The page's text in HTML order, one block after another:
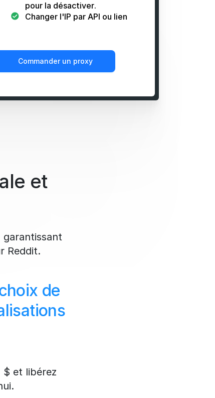
pour la désactiver.
Changer l'IP par API ou lien
Commander un proxy
et
garantissant
Reddit.
de
$ et libérez